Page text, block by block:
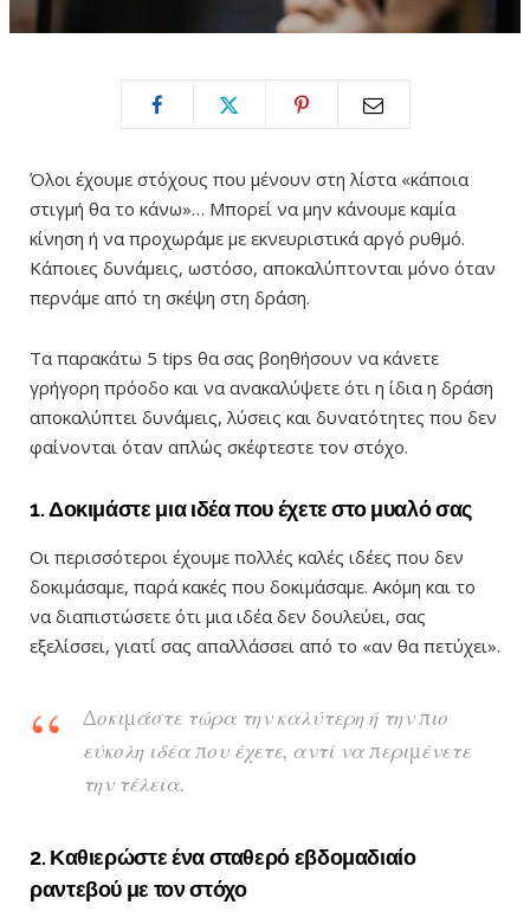
Όλοι έχουμε στόχους που μένουν στη λίστα «κάποια
στιγμή θα το κάνω»… Μπορεί να μην κάνουμε καμία
κίνηση ή να προχωράμε με εκνευριστικά αργό ρυθμό.
Κάποιες δυνάμεις, ωστόσο, αποκαλύπτονται μόνο όταν
περνάμε από τη σκέψη στη δράση.
Τα παρακάτω 5 tips θα σας βοηθήσουν να κάνετε
γρήγορη πρόοδο και να ανακαλύψετε ότι η ίδια η δράση
αποκαλύπτει δυνάμεις, λύσεις και δυνατότητες που δεν
φαίνονται όταν απλώς σκέφτεστε τον στόχο.
1. Δοκιμάστε μια ιδέα που έχετε στο μυαλό σας
Οι περισσότεροι έχουμε πολλές καλές ιδέες που δεν
δοκιμάσαμε, παρά κακές που δοκιμάσαμε. Ακόμη και το
να διαπιστώσετε ότι μια ιδέα δεν δουλεύει, σας
εξελίσσει, γιατί σας απαλλάσσει από το «αν θα πετύχει».
Δοκιμάστε τώρα την καλύτερη ή την πιο
εύκολη ιδέα που έχετε, αντί να περιμένετε
την τέλεια.
2. Καθιερώστε ένα σταθερό εβδομαδιαίο
ραντεβού με τον στόχο